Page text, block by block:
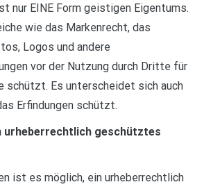
nur EINE Form geistigen Eigentums.
wie das Markenrecht, das
Logos und andere
vor der Nutzung durch Dritte für
schützt. Es unterscheidet sich auch
Erfindungen schützt.
urheberrechtlich geschütztes
ist es möglich, ein urheberrechtlich